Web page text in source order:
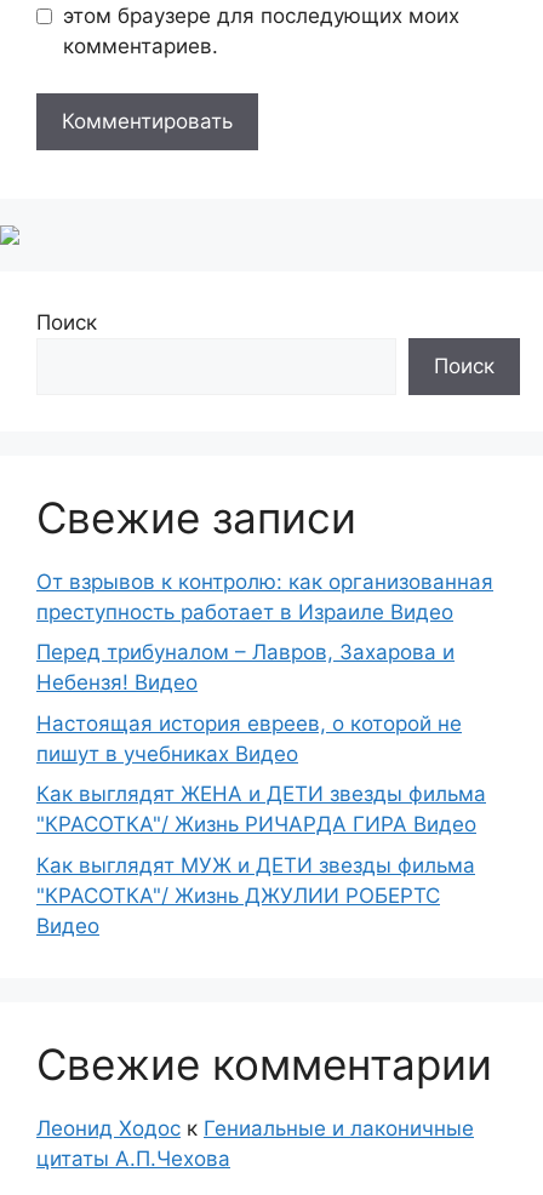
этом браузере для последующих моих
комментариев.
Поиск
Поиск
Свежие записи
От взрывов к контролю: как организованная
преступность работает в Израиле Видео
Перед трибуналом – Лавров, Захарова и
Небензя! Видео
Настоящая история евреев, о которой не
пишут в учебниках Видео
Как выглядят ЖЕНА и ДЕТИ звезды фильма
"КРАСОТКА"/ Жизнь РИЧАРДА ГИРА Видео
Как выглядят МУЖ и ДЕТИ звезды фильма
"КРАСОТКА"/ Жизнь ДЖУЛИИ РОБЕРТС
Видео
Свежие комментарии
Леонид Ходос к Гениальные и лаконичные
цитаты А.П.Чехова